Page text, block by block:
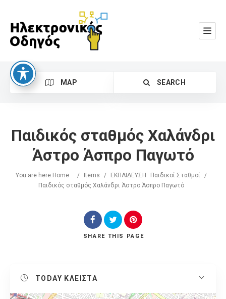
MAP SEARCH
Search
Παιδικός σταθμός Χαλάνδρι
Άστρο Άσπρο Παγωτό
You are here: Home / Items / ΕΚΠΑΙΔΕΥΣΗ Παιδικοί Σταθμοί
/
Παιδικός σταθμός Χαλάνδρι Άστρο Άσπρο Παγωτό
SHARE THIS PAGE
TODAY ΚΛΕΙΣΤΑ